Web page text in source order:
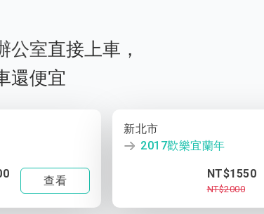
公室直接上車，
還便宜
查看
新北市
2017歡樂宜蘭年
NT$1550
NT$2000